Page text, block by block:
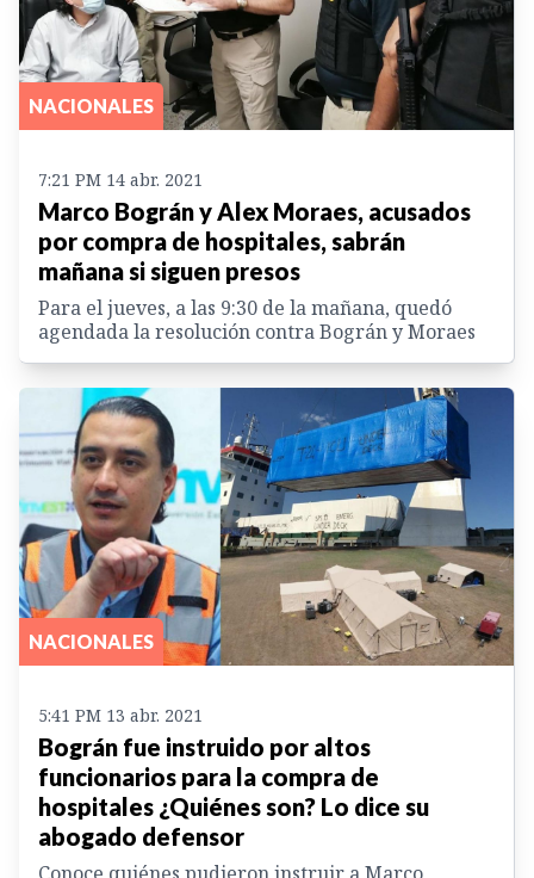
NACIONALES
7:21 PM 14 abr. 2021
Marco Bográn y Alex Moraes, acusados
por compra de hospitales, sabrán
mañana si siguen presos
Para el jueves, a las 9:30 de la mañana, quedó
agendada la resolución contra Bográn y Moraes
NACIONALES
5:41 PM 13 abr. 2021
Bográn fue instruido por altos
funcionarios para la compra de
hospitales ¿Quiénes son? Lo dice su
abogado defensor